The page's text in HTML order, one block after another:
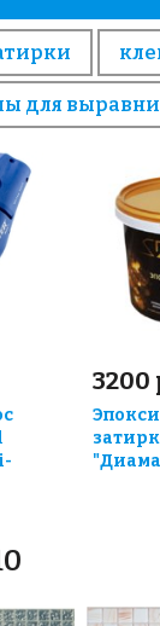
для
3200